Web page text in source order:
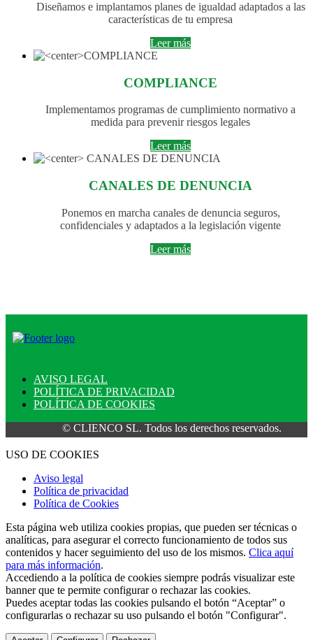
Diseñamos e implantamos planes de igualdad adaptados a las
características de tu empresa
Leer más
COMPLIANCE
Implementamos programas de cumplimiento normativo a
medida para prevenir riesgos legales
Leer más
CANALES DE DENUNCIA
Ponemos en marcha canales de denuncia seguros,
confidenciales y adaptados a la legislación vigente
Leer más
AVISO LEGAL
POLÍTICA DE PRIVACIDAD
POLÍTICA DE COOKIES
© CLIENCO SL. Todos los derechos reservados.
USO DE COOKIES
Aviso legal
Política de privacidad
Política de Cookies
Esta página web utiliza cookies propias, que pueden ser técnicas o
analíticas, para asegurar el correcto funcionamiento de todos sus
contenidos y hacer seguimiento del uso de los mismos. Clica aquí
para más información.
Accediendo a la política de cookies siempre podrás visualizar este
banner que te permite configurar o rechazar las cookies.
Puedes aceptar todas las cookies pulsando el botón “Aceptar” o
configurarlas o rechazar su uso pulsando el botón "Configurar".